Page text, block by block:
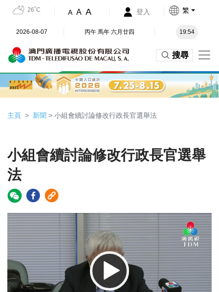
26˚C A A A 登入 繁
2026-08-07 丙午 馬年 六月廿四 19:54
搜尋
主頁 新聞 > 小組會續討論修改行政長官選舉法
小組會續討論修改行政長官選舉
法
Video
Player